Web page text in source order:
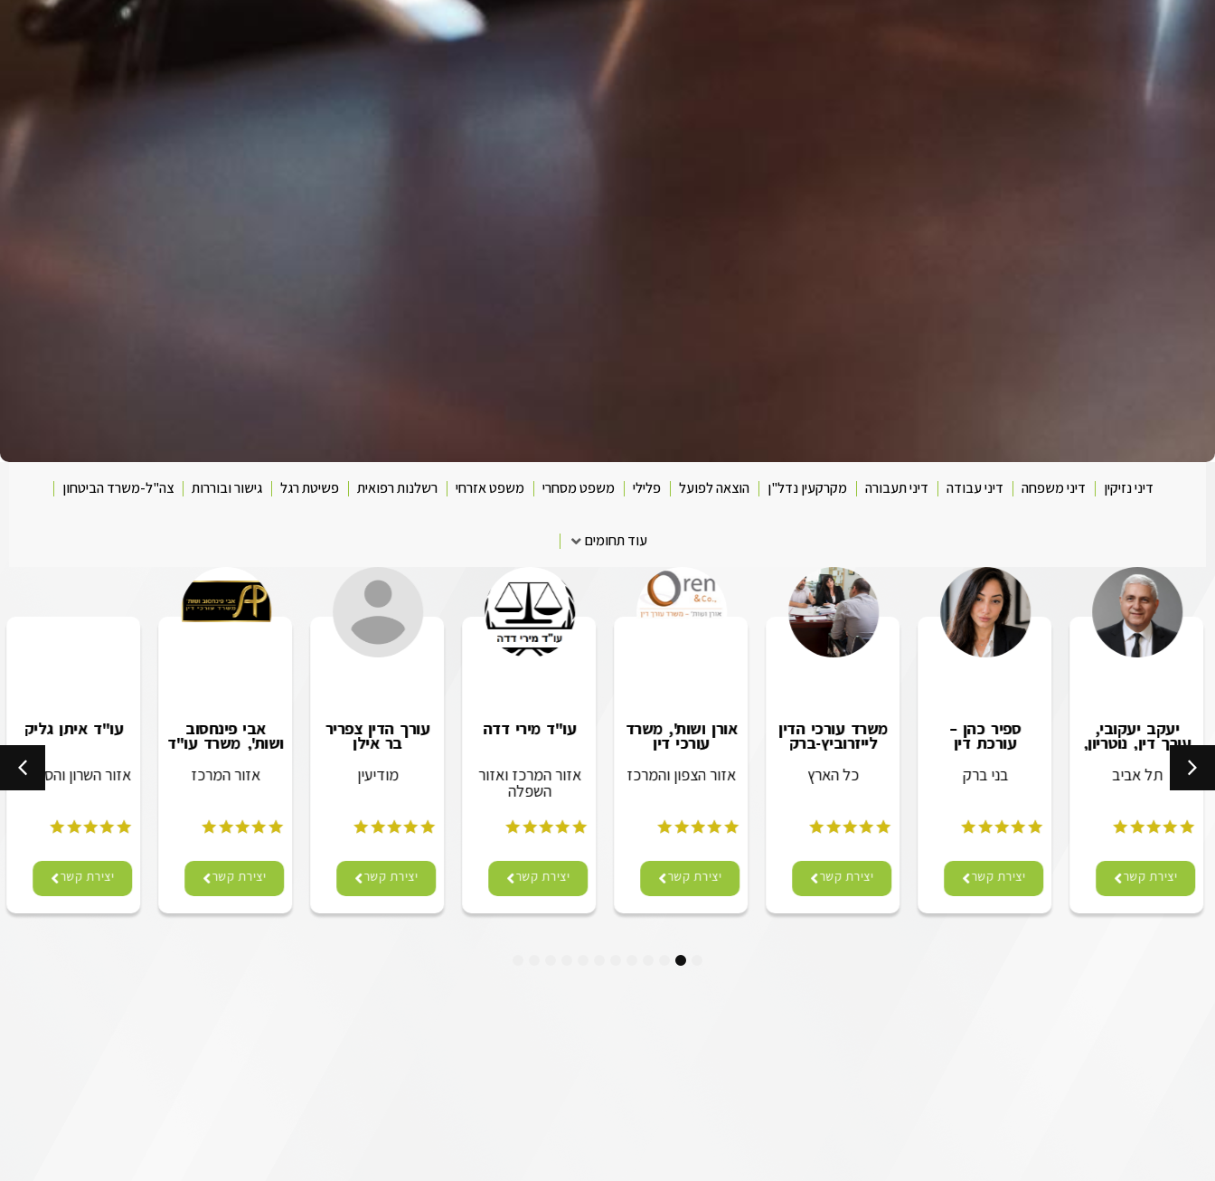
דיני נזיקין דיני משפחה דיני עבודה דיני תעבורה מקרקעין נדל"ן הוצאה לפועל פלילי משפט מסחרי משפט אזרחי רשלנות רפואית פשיטת רגל גישור ובוררות צה"ל-משרד הביטחון
עוד תחומים
יעקב יעקובי,
עורך דין, נוטריון,
מגשר ובורר
תל אביב
יצירת קשר
ספיר כהן –
עורכת דין
ומגשרת
בני ברק
יצירת קשר
משרד עורכי הדין
לייזרוביץ-ברק
כל הארץ
יצירת קשר
אורן ושות', משרד
עורכי דין
אזור הצפון והמרכז
יצירת קשר
עו"ד מירי דדה
אזור המרכז ואזור
השפלה
יצירת קשר
עורך הדין צפריר
בר אילן
מודיעין
יצירת קשר
אבי פינחסוב
ושות', משרד עו"ד
אזור המרכז
יצירת קשר
עו"ד איתן גליק
אזור השרון והסביבה
יצירת קשר